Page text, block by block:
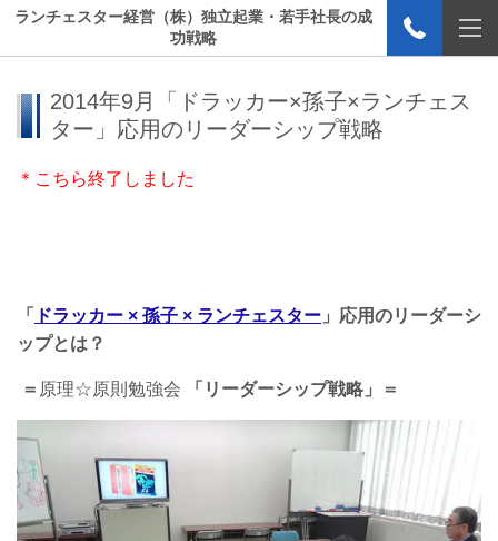
ランチェスター経営（株）独立起業・若手社長の成
功戦略
2014年9月「ドラッカー×孫子×ランチェス
ター」応用のリーダーシップ戦略
＊こちら終了しました
「 ドラッカー × 孫子 × ランチェスター 」 応用のリーダーシ
ップとは？
＝ 原理☆原則勉強会 「リーダーシップ戦略」 ＝